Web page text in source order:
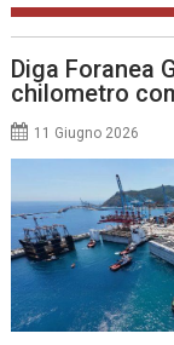
Diga Foranea
chilometro
11 Giugno 2026